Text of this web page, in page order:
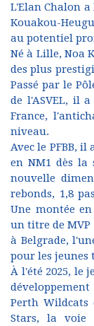
L'Elan Chalon
Kouakou-
au potentiel
Né à Lille, Noa
des plus
Passé par le
de l'ASVEL, il
France,
niveau.
Avec le PFBB, il
en NM1 dès la
nouvelle
rebonds, 1,8
Une montée
un titre de
à Belgrade,
pour les jeunes
À l'été 2025, le
Perth Wildcats
Stars, la voie